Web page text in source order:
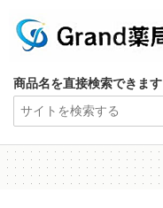
商品名を直接検索できます